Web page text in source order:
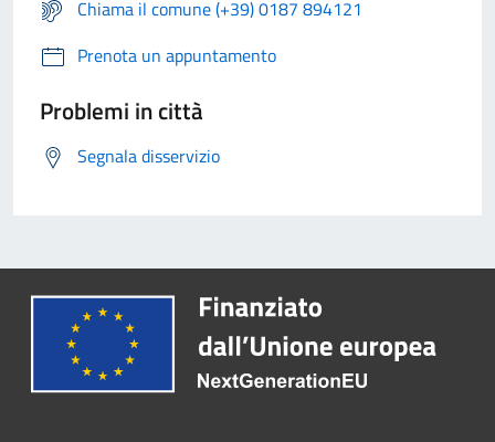
Chiama il comune (+39) 0187 894121
Prenota un appuntamento
Problemi in città
Segnala disservizio